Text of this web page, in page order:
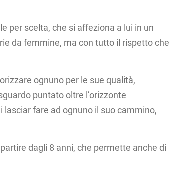
per scelta, che si affeziona a lui in un
da femmine, ma con tutto il rispetto che
ognuno per le sue qualità,
puntato oltre l’orizzonte
fare ad ognuno il suo cammino,
dagli 8 anni, che permette anche di